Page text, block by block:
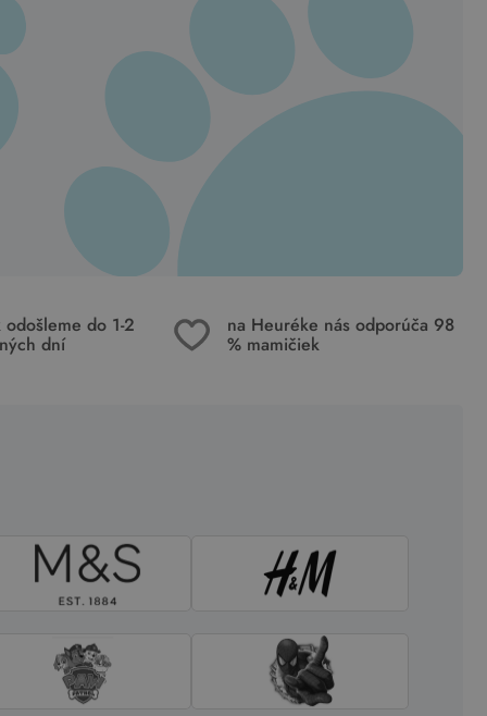
do 1-2
dní
na Heuréke nás odporúča 98
% mamičiek